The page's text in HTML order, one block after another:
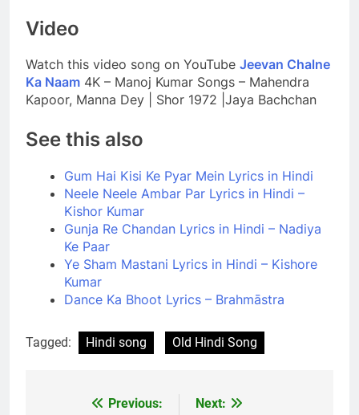
Video
Watch this video song on YouTube Jeevan Chalne
Ka Naam 4K – Manoj Kumar Songs – Mahendra
Kapoor, Manna Dey | Shor 1972 |Jaya Bachchan
See this also
Gum Hai Kisi Ke Pyar Mein Lyrics in Hindi
Neele Neele Ambar Par Lyrics in Hindi –
Kishor Kumar
Gunja Re Chandan Lyrics in Hindi – Nadiya
Ke Paar
Ye Sham Mastani Lyrics in Hindi – Kishore
Kumar
Dance Ka Bhoot Lyrics – Brahmāstra
Tagged: Hindi song Old Hindi Song
Previous:
Next: